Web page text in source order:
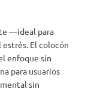
—ideal para
El colocón
enfoque sin
para usuarios
sin